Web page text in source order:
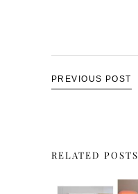
PREVIOUS POST
RELATED POSTS